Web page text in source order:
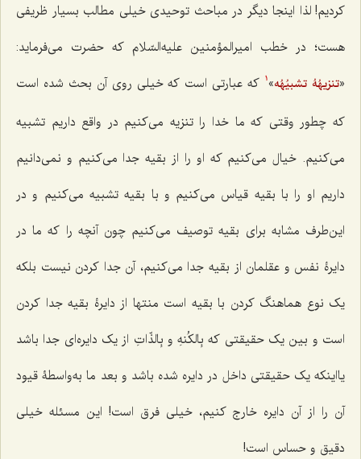
کردیم! لذا اینجا دیگر در مباحث توحیدی خیلی مطالب بسیار ظریفی
هست؛ در خطب امیرالمؤمنین علیه‌السّلام که حضرت می‌فرماید:
«تنزیهُهُ تشبیُهُه»
1
که عبارتی است که خیلی روی آن بحث شده است
که چطور وقتی که ما خدا را تنزیه می‌کنیم در واقع داریم تشبیه
می‌کنیم. خیال می‌کنیم که او را از بقیه جدا می‌کنیم و نمی‌دانیم
داریم او را با بقیه قیاس می‌کنیم و با بقیه تشبیه می‌کنیم و در
این‌طرف مشابه برای بقیه توصیف می‌کنیم چون آنچه را که ما در
دایرۀ نفس و عقلمان از بقیه جدا می‌کنیم، آن جدا کردن نیست بلکه
یک نوع هماهنگ کردن با بقیه است منتها از دایرۀ بقیه جدا کردن
است و بین یک حقیقتی که بِالکُنهِ و بِالذّاتِ از یک دایره‌ای جدا باشد
یااینکه یک حقیقتی داخل در دایره شده باشد و بعد ما به‌واسطۀ قیود
آن را از آن دایره خارج کنیم، خیلی فرق است! این مسئله خیلی
دقیق و حساس است!